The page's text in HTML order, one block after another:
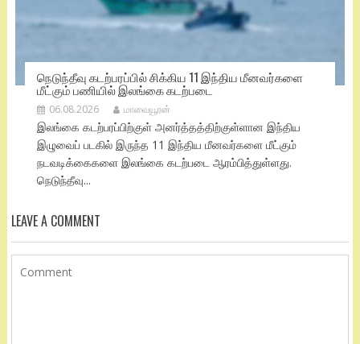
நெடுந்தீவு கடற்பரப்பில் சிக்கிய 11 இந்திய மீனவர்களை
மீட்கும் பணியில் இலங்கை கடற்படை
06.08.2026 மாவையூரன்
இலங்கை கடற்பரப்பிற்குள் அனர்த்தத்திற்குள்ளான இந்திய
இழுவைப் படகில் இருந்த 11 இந்திய மீனவர்களை மீட்கும்
நடவடிக்கைகளை இலங்கை கடற்படை ஆரம்பித்துள்ளது.
நெடுந்தீவு...
LEAVE A COMMENT